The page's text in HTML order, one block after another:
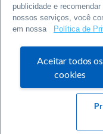
CENTRO, RUA
publicidade e
nossos serviços, você
em nossa
Política de
Aceitar todos os
cookies